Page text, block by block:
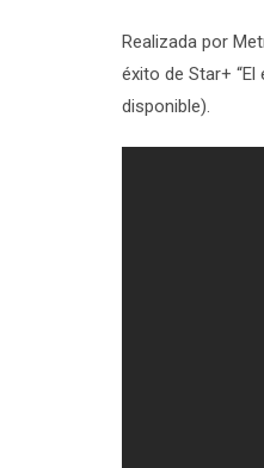
Realizada por
éxito de Star+ “El
disponible).